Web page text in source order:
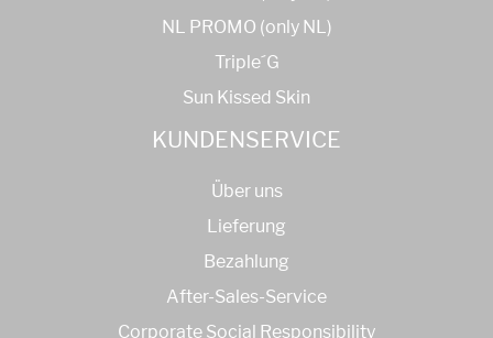
NL PROMO (only NL)
Triple´G
Sun Kissed Skin
KUNDENSERVICE
Über uns
Lieferung
Bezahlung
After-Sales-Service
Corporate Social Responsibility